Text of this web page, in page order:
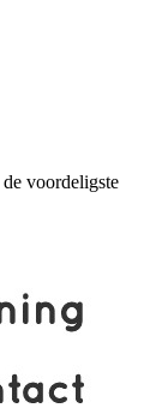
voordeligste